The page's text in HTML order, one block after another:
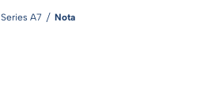
Series A7 Nota